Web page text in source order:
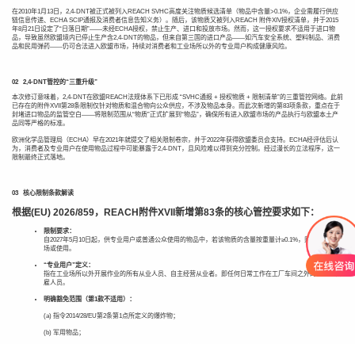
在2010年1月13日，2,4-DNT被正式被列入REACH SVHC高度关注物质候选清单（物品中含量>0.1%，企业需履行供应
链信息传递、ECHA SCIP通报及消费者信息告知义务）。随后，该物质又被列入REACH 附件XIV授权清单，并于2015
年8月21日设定了“日落日期”——未经ECHA授权，禁止生产、进口和投放市场。然而，这一授权要求不适用于进口物
品，导致虽然欧盟境内已停止生产含2,4-DNT的物品，但来自第三国的进口产品——如汽车安全系统、塑料制品、消费
品和民用弹药——仍可合法进入欧盟市场，持续对消费者和工业场所以外的专业用户构成健康风险。
02 2,4-DNT管控的“三重升级”
本次修订意味着，2,4-DNT在欧盟REACH法规体系下已形成 “SVHC通报 + 授权物质 + 限制清单”的三重管控网络。此前
已存在的附件XVII第28条限制仅针对物质和混合物向公众供应，不涉及物品本身。而此次新增的第83项条款，重点在于
封堵进口物品的监管空白——将限制范围从“物质”正式扩展到“物品”，确保所有进入欧盟市场的产品执行与欧盟本土产
品同等严格的标准。
欧洲化学品管理局（ECHA）早在2021年就提交了相关限制卷宗，并于2022年获得欧盟委员会支持。ECHA经评估后认
为，消费者及专业用户在使用物品过程中可能暴露于2,4-DNT，且风险难以得到充分控制。经过漫长的立法程序，这一
限制最终正式落地。
03 核心限制条款解读
根据(EU) 2026/859，REACH附件XVII新增第83条的核心管控要求如下：
限制要求：
自2027年5月10日起，供专业用户或普通公众使用的物品中，若该物质的含量按重量计≥0.1%，则不得投放市
场或使用。
“专业用户”定义：
指在工业场所以外开展作业的所有从业人员、自主经营从业者。即任何日常工作在工厂车间之外的工人或自
雇人员。
明确豁免范围（第1款不适用）：
(a) 指令2014/28/EU第2条第1点所定义的爆炸物；
(b) 军用物品；